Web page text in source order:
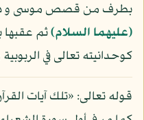
بطرف من قصص موسى و
(عليهما السلام)ثم عقبها
كوحدانيته تعالى في
قوله تعالى: «تلك آيات